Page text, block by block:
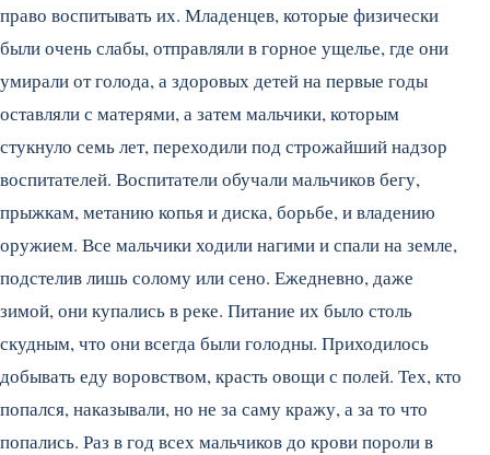
право воспитывать их. Младенцев, которые физически
были очень слабы, отправляли в горное ущелье, где они
умирали от голода, а здоровых детей на первые годы
оставляли с матерями, а затем мальчики, которым
стукнуло семь лет, переходили под строжайший надзор
воспитателей. Воспитатели обучали мальчиков бегу,
прыжкам, метанию копья и диска, борьбе, и владению
оружием. Все мальчики ходили нагими и спали на земле,
подстелив лишь солому или сено. Ежедневно, даже
зимой, они купались в реке. Питание их было столь
скудным, что они всегда были голодны. Приходилось
добывать еду воровством, красть овощи с полей. Тех, кто
попался, наказывали, но не за саму кражу, а за то что
попались. Раз в год всех мальчиков до крови пороли в